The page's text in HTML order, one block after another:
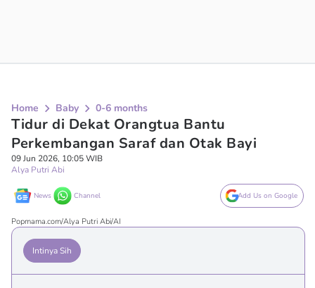
Home Baby 0-6 months
Tidur di Dekat Orangtua Bantu
Perkembangan Saraf dan Otak Bayi
09 Jun 2026, 10:05 WIB
Alya Putri Abi
News Channel Add Us on Google
Popmama.com/Alya Putri Abi/AI
Intinya Sih